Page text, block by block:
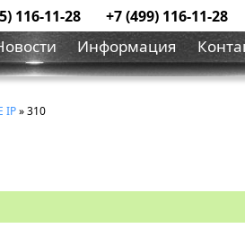
116-11-28 +7 (499) 116-11-28
Информация
IP» 310